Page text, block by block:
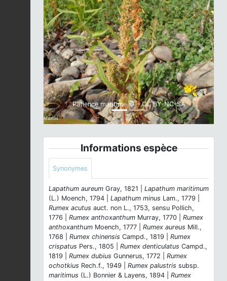
Patience maritime © - CC BY-NC-SA
Previous Next
Informations espèce
Synonymes
Lapathum aureum Gray, 1821 | Lapathum maritimum
(L.) Moench, 1794 | Lapathum minus Lam., 1779 |
Rumex acutus auct. non L., 1753, sensu Pollich,
1776 | Rumex anthoxanthum Murray, 1770 | Rumex
anthoxanthum Moench, 1777 | Rumex aureus Mill.,
1768 | Rumex chinensis Campd., 1819 | Rumex
crispatus Pers., 1805 | Rumex denticulatus Campd.,
1819 | Rumex dubius Gunnerus, 1772 | Rumex
ochotkius Rech.f., 1949 | Rumex palustris subsp.
maritimus (L.) Bonnier & Layens, 1894 | Rumex